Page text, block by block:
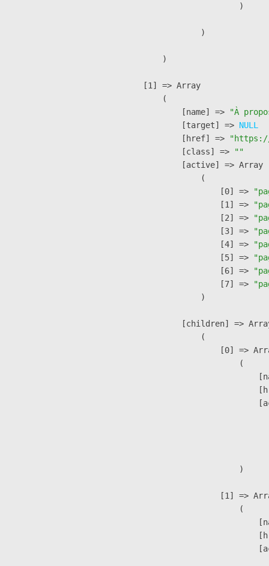
                        )
                )
        )
    [1] => Array
        (
            [name] =>
"À
            [target] =>
NULL
            [href] =>
            [class] =>
""
            [active] => Array
                (
                    [0] =>
                    [1] =>
                    [2] =>
                    [3] =>
                    [4] =>
                    [5] =>
                    [6] =>
                    [7] =>
                )
[children] =>
                (
[0] =>
                        (
                        )
[1] =>
                        (